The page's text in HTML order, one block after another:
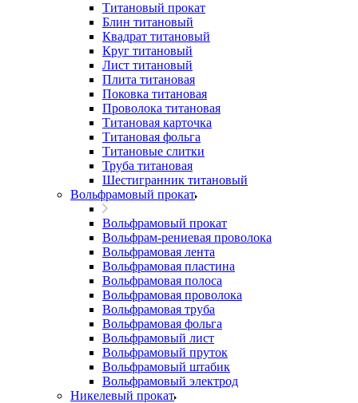
Титановый прокат
Блин титановый
Квадрат титановый
Круг титановый
Лист титановый
Плита титановая
Поковка титановая
Проволока титановая
Титановая карточка
Титановая фольга
Титановые слитки
Труба титановая
Шестигранник титановый
Вольфрамовый прокат
Вольфрамовый прокат
Вольфрам-рениевая проволока
Вольфрамовая лента
Вольфрамовая пластина
Вольфрамовая полоса
Вольфрамовая проволока
Вольфрамовая труба
Вольфрамовая фольга
Вольфрамовый лист
Вольфрамовый пруток
Вольфрамовый штабик
Вольфрамовый электрод
Никелевый прокат